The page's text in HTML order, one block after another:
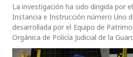
La investigación ha sido dirigida por
Instancia e Instrucción número Uno
desarrollada por el Equipo de
Orgánica de Policía Judicial de la